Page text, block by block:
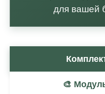
для вашей
🎨